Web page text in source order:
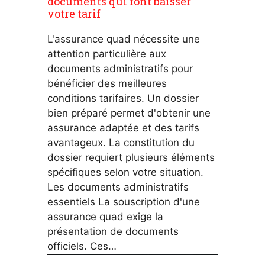
votre tarif
L'assurance quad nécessite une
attention particulière aux
documents administratifs pour
bénéficier des meilleures
conditions tarifaires. Un dossier
bien préparé permet d'obtenir une
assurance adaptée et des tarifs
avantageux. La constitution du
dossier requiert plusieurs éléments
spécifiques selon votre situation.
Les documents administratifs
essentiels La souscription d'une
assurance quad exige la
présentation de documents
officiels. Ces…